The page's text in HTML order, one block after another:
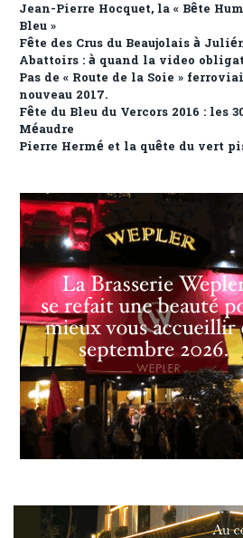
Jean-Pierre Hocquet, la « Bête
Bleu »
Fête des Crus du Beaujolais à
Abattoirs : à quand la video
Pas de « Route de la Soie »
nouveau 2017.
Fête du Bleu du Vercors 2016 : les
Méaudre
Pierre Hermé et la quête du vert